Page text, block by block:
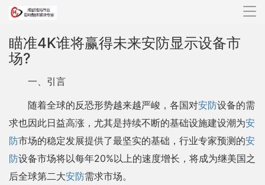
导
瞄准4K谁将赢得未来安防显示设备市
场?
一、引言
随着全球的反恐形势越来越严峻，各国对安防设备的需
求也因此日益高涨，尤其是持续不断的基础设施建设潮为安
防市场的稳定发展提供了最坚实的基础，行业专家预测的安
防设备市场将以每年20%以上的速度增长，将成为继美国之
后全球第二大安防需求市场。